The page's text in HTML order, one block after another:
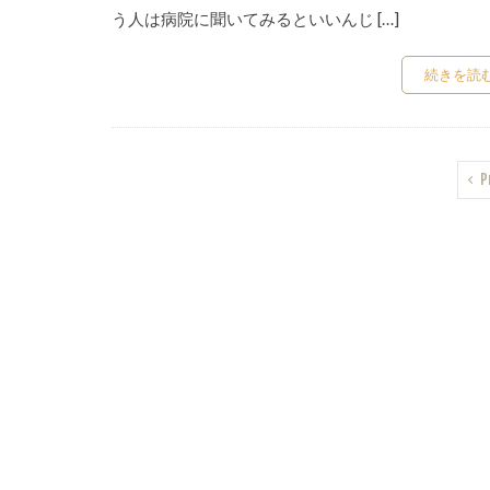
う人は病院に聞いてみるといいんじ […]
続きを読